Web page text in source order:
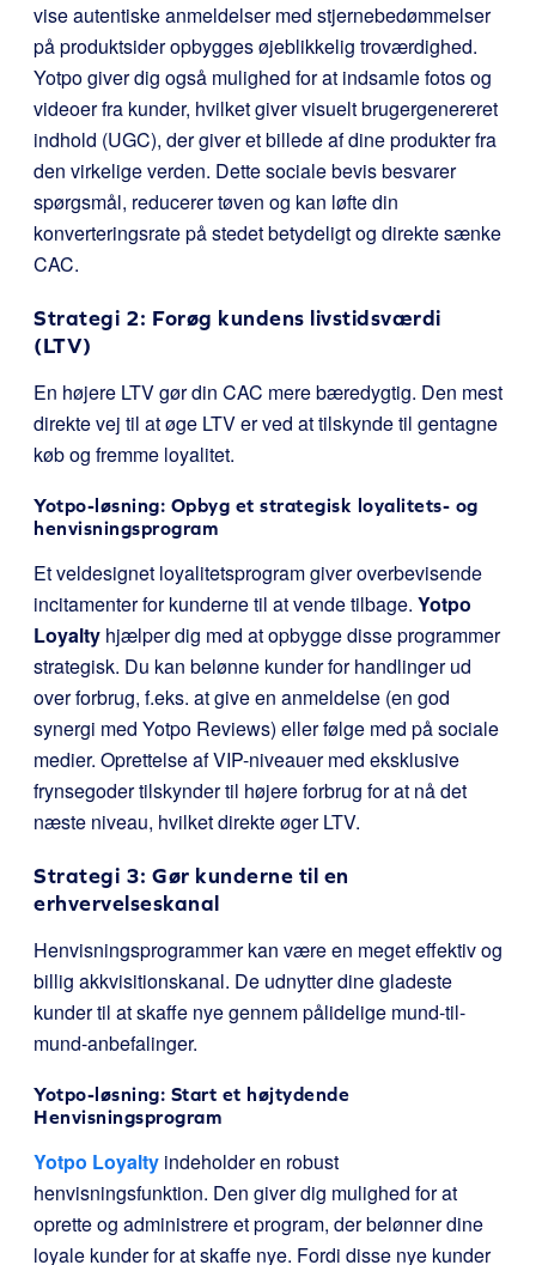
vise autentiske anmeldelser med stjernebedømmelser
på produktsider opbygges øjeblikkelig troværdighed.
Yotpo giver dig også mulighed for at indsamle fotos og
videoer fra kunder, hvilket giver visuelt brugergenereret
indhold (UGC), der giver et billede af dine produkter fra
den virkelige verden. Dette sociale bevis besvarer
spørgsmål, reducerer tøven og kan løfte din
konverteringsrate på stedet betydeligt og direkte sænke
CAC.
Strategi 2: Forøg kundens livstidsværdi
(LTV)
En højere LTV gør din CAC mere bæredygtig. Den mest
direkte vej til at øge LTV er ved at tilskynde til gentagne
køb og fremme loyalitet.
Yotpo-løsning: Opbyg et strategisk loyalitets- og
henvisningsprogram
Et veldesignet loyalitetsprogram giver overbevisende
incitamenter for kunderne til at vende tilbage. Yotpo
Loyalty hjælper dig med at opbygge disse programmer
strategisk. Du kan belønne kunder for handlinger ud
over forbrug, f.eks. at give en anmeldelse (en god
synergi med Yotpo Reviews) eller følge med på sociale
medier. Oprettelse af VIP-niveauer med eksklusive
frynsegoder tilskynder til højere forbrug for at nå det
næste niveau, hvilket direkte øger LTV.
Strategi 3: Gør kunderne til en
erhvervelseskanal
Henvisningsprogrammer kan være en meget effektiv og
billig akkvisitionskanal. De udnytter dine gladeste
kunder til at skaffe nye gennem pålidelige mund-til-
mund-anbefalinger.
Yotpo-løsning: Start et højtydende
Henvisningsprogram
Yotpo Loyalty indeholder en robust
henvisningsfunktion. Den giver dig mulighed for at
oprette og administrere et program, der belønner dine
loyale kunder for at skaffe nye. Fordi disse nye kunder